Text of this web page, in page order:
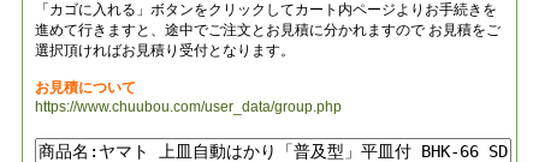
「カゴに入れる」ボタンをクリックしてカート内ページよりお手続きを
進めて行きますと、途中でご注文とお見積に分かれますので お見積をご
選択頂ければお見積り受付となります。
お見積について
https://www.chuubou.com/user_data/group.php